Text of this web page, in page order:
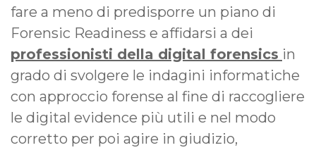
fare a meno di predisporre un piano di
Forensic Readiness e affidarsi a dei
professionisti della digital forensics in
grado di svolgere le indagini informatiche
con approccio forense al fine di raccogliere
le digital evidence più utili e nel modo
corretto per poi agire in giudizio,